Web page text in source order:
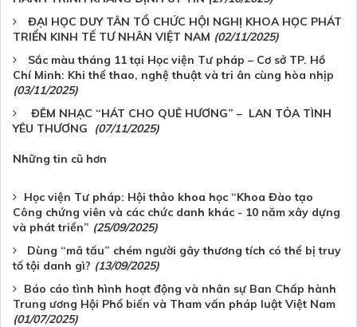
ĐẠI HỌC DUY TÂN TỔ CHỨC HỘI NGHỊ KHOA HỌC PHÁT
TRIỂN KINH TẾ TƯ NHÂN VIỆT NAM (02/11/2025)
Sắc màu tháng 11 tại Học viện Tư pháp – Cơ sở TP. Hồ
Chí Minh: Khi thể thao, nghệ thuật và tri ân cùng hòa nhịp
(03/11/2025)
ĐÊM NHẠC “HÁT CHO QUÊ HƯƠNG” – LAN TỎA TÌNH
YÊU THƯƠNG
(07/11/2025)
Những tin cũ hơn
Học viện Tư pháp: Hội thảo khoa học “Khoa Đào tạo
Công chứng viên và các chức danh khác - 10 năm xây dựng
và phát triển” (25/09/2025)
Dùng “mã tấu” chém người gây thương tích có thể bị truy
tố tội danh gì? (13/09/2025)
Báo cáo tình hình hoạt động và nhân sự Ban Chấp hành
Trung ương Hội Phổ biến và Tham vấn pháp luật Việt Nam
(01/07/2025)